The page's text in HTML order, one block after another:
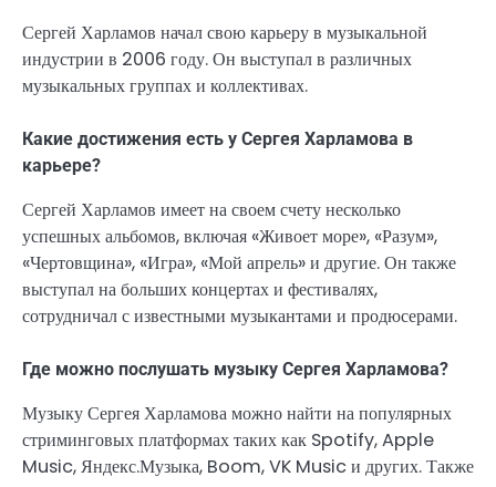
Сергей Харламов начал свою карьеру в музыкальной
индустрии в 2006 году. Он выступал в различных
музыкальных группах и коллективах.
Какие достижения есть у Сергея Харламова в
карьере?
Сергей Харламов имеет на своем счету несколько
успешных альбомов, включая «Живоет море», «Разум»,
«Чертовщина», «Игра», «Мой апрель» и другие. Он также
выступал на больших концертах и фестивалях,
сотрудничал с известными музыкантами и продюсерами.
Где можно послушать музыку Сергея Харламова?
Музыку Сергея Харламова можно найти на популярных
стриминговых платформах таких как Spotify, Apple
Music, Яндекс.Музыка, Boom, VK Music и других. Также